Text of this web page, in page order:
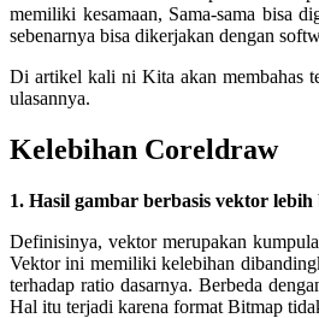
memiliki kesamaan, Sama-sama bisa
sebenarnya bisa dikerjakan dengan
Di artikel kali ni Kita akan membahas
ulasannya.
Kelebihan Coreldraw
1. Hasil gambar berbasis vektor lebih
Definisinya, vektor merupakan
Vektor ini memiliki kelebihan
terhadap ratio dasarnya. Berbeda
Hal itu terjadi karena format Bitmap